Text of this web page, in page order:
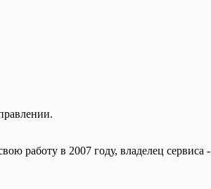
работу в 2007 году, владелец сервиса -